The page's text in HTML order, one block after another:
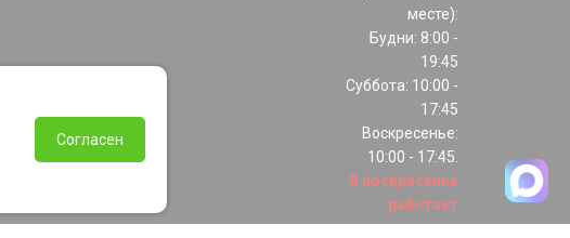
месте):
Будни: 8:00 -
19:45
Суббота: 10:00 -
17:45
Воскресенье:
10:00 - 17:45.
В воскресенье
работает
только шоурум!
Согласен